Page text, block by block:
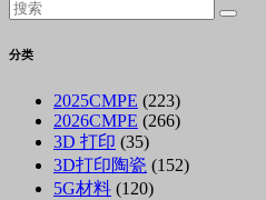
分类
2025CMPE (223)
2026CMPE (266)
3D 打印 (35)
3D打印陶瓷 (152)
5G材料 (120)